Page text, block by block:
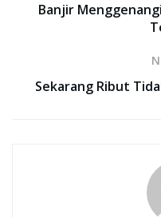
Banjir
Sekarang Ribut